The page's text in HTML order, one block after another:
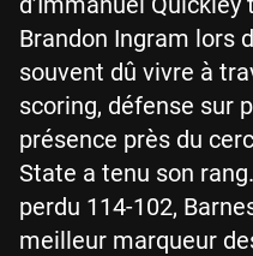
Brandon Ingram lors
souvent dû vivre à
scoring, défense sur
présence près du
State a tenu son
perdu 114-102,
meilleur marqueur